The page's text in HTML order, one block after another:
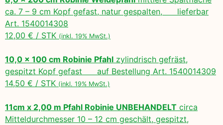
ca. 7 – 9 cm Kopf gefast, natur gespalten, lieferbar
Art. 1540014308
12,00 € / STK (inkl. 19% MwSt.)
10,0 x 100 cm Robinie Pfahl zylindrisch gefräst,
gespitzt Kopf gefast auf Bestellung Art. 1540014309
14,50 € / STK (inkl. 19% MwSt.)
11cm x 2,00 m Pfahl Robinie UNBEHANDELT circa
Mitteldurchmesser 10 – 12 cm geschält, gespitzt,